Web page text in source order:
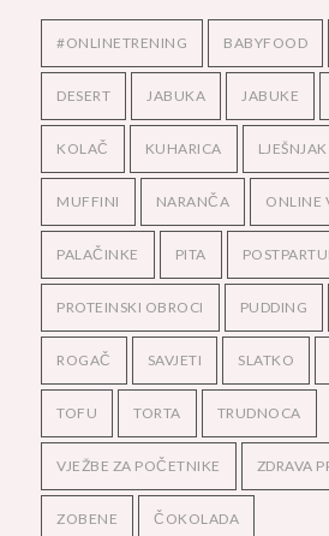
#ONLINETRENING BABYFOOD
DESERT JABUKA JABUKE
KOLAČ KUHARICA LJEŠNJAK
MUFFINI NARANČA ONLINE
PALAČINKE PITA
PROTEINSKI OBROCI PUDDING
ROGAČ SAVJETI SLATKO
TOFU TORTA TRUDNOCA
VJEŽBE ZA POČETNIKE ZDRAVA
ZOBENE ČOKOLADA